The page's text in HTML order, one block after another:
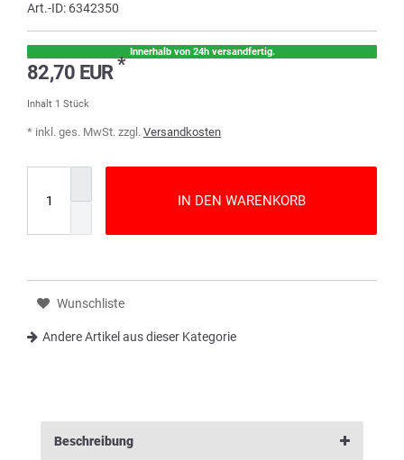
Art.-ID: 6342350
Innerhalb von 24h versandfertig.
82,70 EUR*
Inhalt 1 Stück
* inkl. ges. MwSt. zzgl. Versandkosten
IN DEN WARENKORB
Wunschliste
Andere Artikel aus dieser Kategorie
Beschreibung